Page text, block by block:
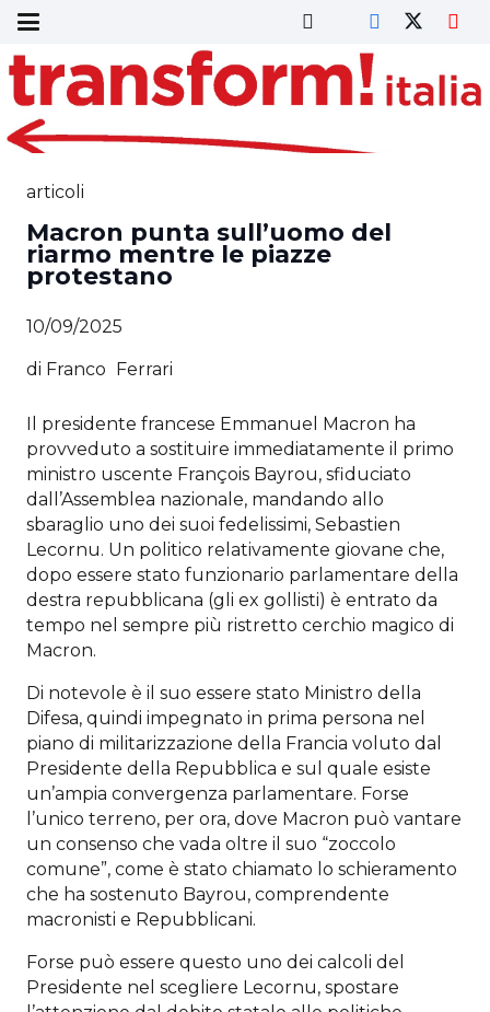
articoli
Macron punta sull’uomo del
riarmo mentre le piazze
protestano
10/09/2025
di Franco Ferrari
Il presidente francese Emmanuel Macron ha
provveduto a sostituire immediatamente il primo
ministro uscente François Bayrou, sfiduciato
dall’Assemblea nazionale, mandando allo
sbaraglio uno dei suoi fedelissimi, Sebastien
Lecornu. Un politico relativamente giovane che,
dopo essere stato funzionario parlamentare della
destra repubblicana (gli ex gollisti) è entrato da
tempo nel sempre più ristretto cerchio magico di
Macron.
Di notevole è il suo essere stato Ministro della
Difesa, quindi impegnato in prima persona nel
piano di militarizzazione della Francia voluto dal
Presidente della Repubblica e sul quale esiste
un’ampia convergenza parlamentare. Forse
l’unico terreno, per ora, dove Macron può vantare
un consenso che vada oltre il suo “zoccolo
comune”, come è stato chiamato lo schieramento
che ha sostenuto Bayrou, comprendente
macronisti e Repubblicani.
Forse può essere questo uno dei calcoli del
Presidente nel scegliere Lecornu, spostare